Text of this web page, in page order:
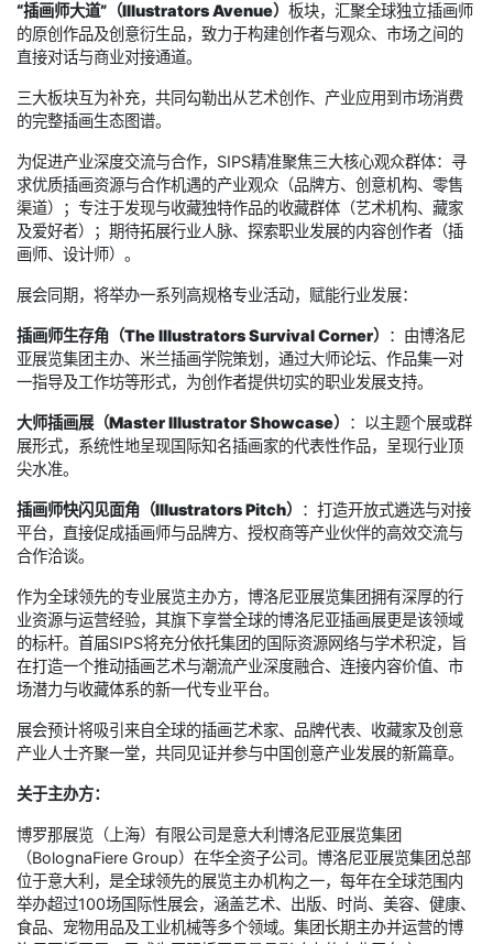
“插画师大道”（Illustrators Avenue） 板块，汇聚全球独立插画师
的原创作品及创意衍生品，致力于构建创作者与观众、市场之间的
直接对话与商业对接通道。
三大板块互为补充，共同勾勒出从艺术创作、产业应用到市场消费
的完整插画生态图谱。
为促进产业深度交流与合作，SIPS精准聚焦三大核心观众群体：寻
求优质插画资源与合作机遇的产业观众（品牌方、创意机构、零售
渠道）；专注于发现与收藏独特作品的收藏群体（艺术机构、藏家
及爱好者）；期待拓展行业人脉、探索职业发展的内容创作者（插
画师、设计师）。
展会同期，将举办一系列高规格专业活动，赋能行业发展：
插画师生存角（The Illustrators Survival Corner）
：由博洛尼
亚展览集团主办、米兰插画学院策划，通过大师论坛、作品集一对
一指导及工作坊等形式，为创作者提供切实的职业发展支持。
大师插画展（Master Illustrator Showcase）
：以主题个展或群
展形式，系统性地呈现国际知名插画家的代表性作品，呈现行业顶
尖水准。
插画师快闪见面角（Illustrators Pitch）
：打造开放式遴选与对接
平台，直接促成插画师与品牌方、授权商等产业伙伴的高效交流与
合作洽谈。
作为全球领先的专业展览主办方，博洛尼亚展览集团拥有深厚的行
业资源与运营经验，其旗下享誉全球的博洛尼亚插画展更是该领域
的标杆。首届SIPS将充分依托集团的国际资源网络与学术积淀，旨
在打造一个推动插画艺术与潮流产业深度融合、连接内容价值、市
场潜力与收藏体系的新一代专业平台。
展会预计将吸引来自全球的插画艺术家、品牌代表、收藏家及创意
产业人士齐聚一堂，共同见证并参与中国创意产业发展的新篇章。
关于主办方：
博罗那展览（上海）有限公司是意大利博洛尼亚展览集团
（BolognaFiere Group）在华全资子公司。博洛尼亚展览集团总部
位于意大利，是全球领先的展览主办机构之一，每年在全球范围内
举办超过100场国际性展会，涵盖艺术、出版、时尚、美容、健康、
食品、宠物用品及工业机械等多个领域。集团长期主办并运营的博